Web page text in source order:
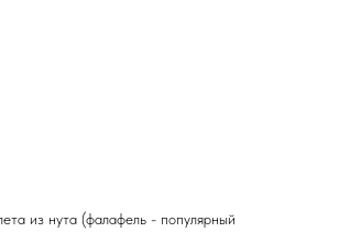
из нута (фалафель - популярный